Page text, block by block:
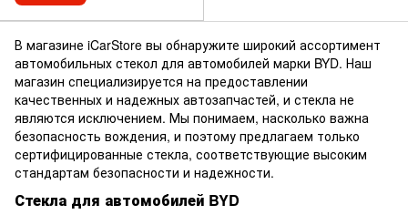
В магазине iCarStore вы обнаружите широкий ассортимент
автомобильных стекол для автомобилей марки BYD. Наш
магазин специализируется на предоставлении
качественных и надежных автозапчастей, и стекла не
являются исключением. Мы понимаем, насколько важна
безопасность вождения, и поэтому предлагаем только
сертифицированные стекла, соответствующие высоким
стандартам безопасности и надежности.
Стекла для автомобилей BYD